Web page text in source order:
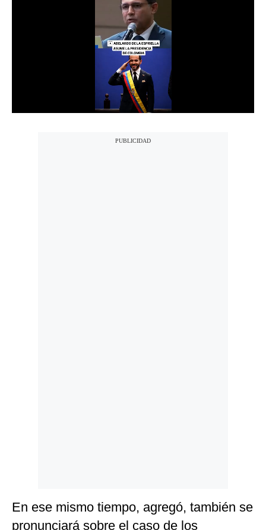
En ese mismo tiempo, agregó, también se
pronunciará sobre el caso de los